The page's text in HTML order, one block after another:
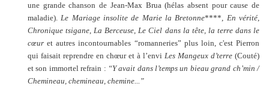
une grande chanson de Jean-Max Brua (hélas absent pour cause de
maladie).Le Mariage insolite de Marie la Bretonne****, En vérité,
Chronique tsigane,La Berceuse,Le Ciel dans la tête, la terre dans le
cœur et autres incontournables “romanneries” plus loin, c'est Pierron
qui faisait reprendre en chœur et à l’envi Les Mangeux d’terre (Couté)
et son immortel refrain : “Y avait dans l’temps un bieau grand ch’min /
Chemineau, chemineau, chemine...”